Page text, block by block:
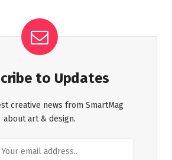
to Updates
creative news from SmartMag
about art & design.